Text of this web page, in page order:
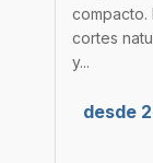
cortes
y...
desde